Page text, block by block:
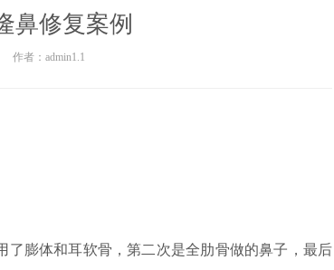
鼻修复案例
作者：admin1.1
膨体和耳软骨，第二次是全肋骨做的鼻子，最后